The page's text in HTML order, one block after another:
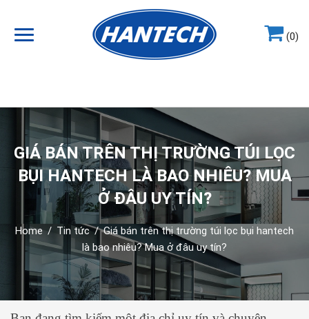
(0)
GIÁ BÁN TRÊN THỊ TRƯỜNG TÚI LỌC
BỤI HANTECH LÀ BAO NHIÊU? MUA
Ở ĐÂU UY TÍN?
Home / Tin tức / Giá bán trên thị trường túi lọc bụi hantech
là bao nhiêu? Mua ở đâu uy tín?